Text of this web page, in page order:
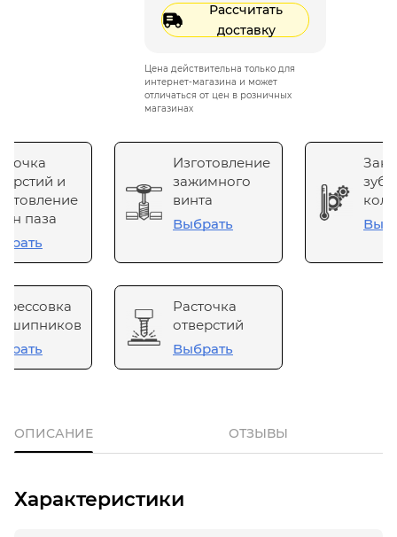
Рассчитать
доставку
Цена действительна только для
интернет-магазина и может
отличаться от цен в розничных
магазинах
и
паза
Изготовление
зажимного
винта
Выбрать
Расточка
отверстий
Выбрать
ОПИСАНИЕ ОТЗЫВЫ
Характеристики